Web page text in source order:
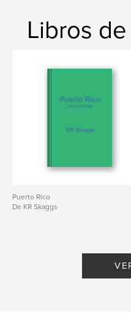
Libros
Puerto Rico
De KR Skaggs